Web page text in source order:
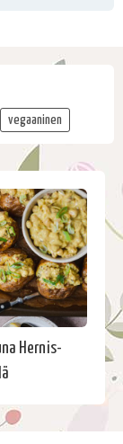
vegaaninen
Hernis-